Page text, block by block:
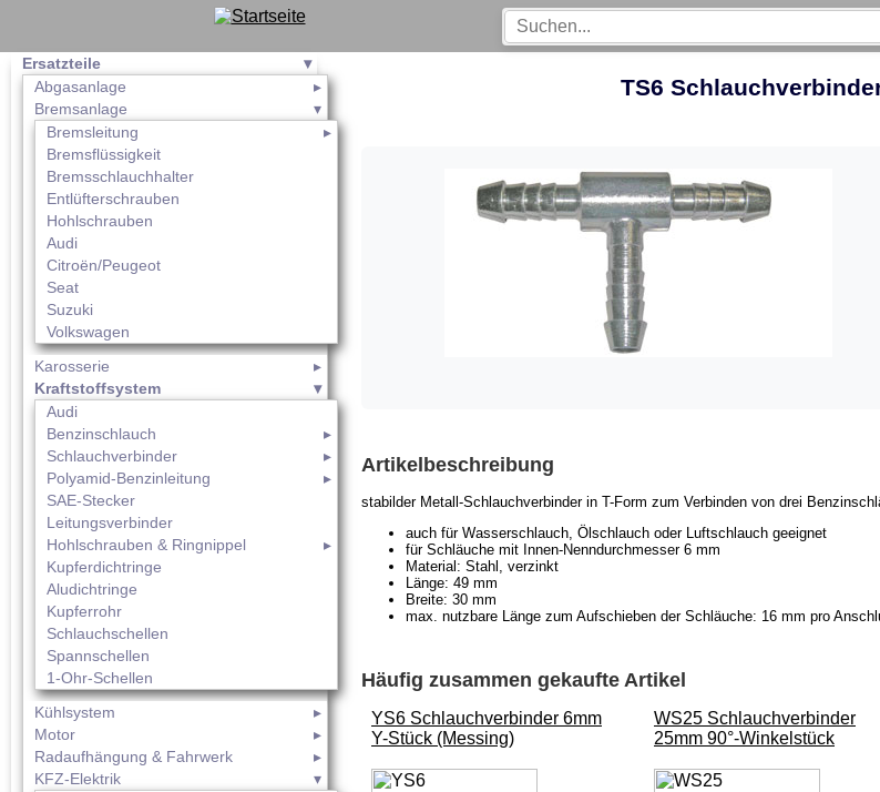
Ersatzteile
Abgasanlage
Bremsanlage
Bremsleitung
Bremsflüssigkeit
Bremsschlauchhalter
Entlüfterschrauben
Hohlschrauben
Audi
Citroën/Peugeot
Seat
Suzuki
Volkswagen
Karosserie
Kraftstoffsystem
Audi
Benzinschlauch
Schlauchverbinder
Polyamid-Benzinleitung
SAE-Stecker
Leitungsverbinder
Hohlschrauben & Ringnippel
Kupferdichtringe
Aludichtringe
Kupferrohr
Schlauchschellen
Spannschellen
1-Ohr-Schellen
Kühlsystem
Motor
Radaufhängung & Fahrwerk
KFZ-Elektrik
TS6
Artikelbeschreibung
stabilder Metall-Schlauchverbinder in T-Form zum Verbinden von drei
auch für Wasserschlauch, Ölschlauch oder Luftschlauch geeignet
für Schläuche mit Innen-Nenndurchmesser 6 mm
Material: Stahl, verzinkt
Länge: 49 mm
Breite: 30 mm
max. nutzbare Länge zum Aufschieben der Schläuche: 16 mm pro
Häufig zusammen gekaufte Artikel
YS6 Schlauchverbinder 6mm
Y-Stück (Messing)
WS25 Schlauchverbinder
25mm 90°-Winkelstück